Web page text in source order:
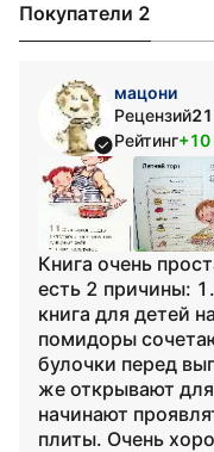
Покупатели 2
мацони
Рецензий21
Рейтинг+10
Книга очень
есть 2 причины:
книга для детей
помидоры
булочки перед
же открывают
начинают
плиты. Очень